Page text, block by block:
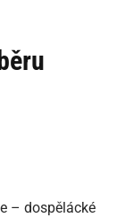
– dospělácké